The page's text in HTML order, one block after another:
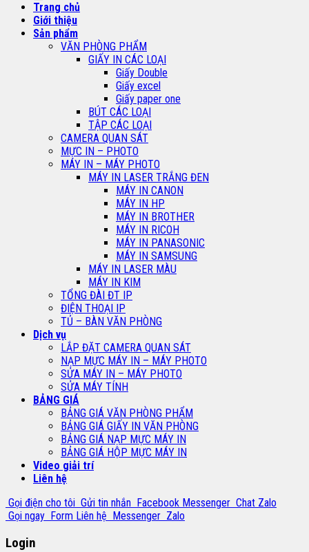
Trang chủ
Giới thiệu
Sản phẩm
VĂN PHÒNG PHẨM
GIẤY IN CÁC LOẠI
Giấy Double
Giấy excel
Giấy paper one
BÚT CÁC LOẠI
TẬP CÁC LOẠI
CAMERA QUAN SÁT
MỰC IN – PHOTO
MÁY IN – MÁY PHOTO
MÁY IN LASER TRẮNG ĐEN
MÁY IN CANON
MÁY IN HP
MÁY IN BROTHER
MÁY IN RICOH
MÁY IN PANASONIC
MÁY IN SAMSUNG
MÁY IN LASER MÀU
MÁY IN KIM
TỔNG ĐÀI ĐT IP
ĐIỆN THOẠI IP
TỦ – BÀN VĂN PHÒNG
Dịch vụ
LẮP ĐẶT CAMERA QUAN SÁT
NẠP MỰC MÁY IN – MÁY PHOTO
SỬA MÁY IN – MÁY PHOTO
SỬA MÁY TÍNH
BẢNG GIÁ
BẢNG GIÁ VĂN PHÒNG PHẨM
BẢNG GIÁ GIẤY IN VĂN PHÒNG
BẢNG GIÁ NẠP MỰC MÁY IN
BẢNG GIÁ HỘP MỰC MÁY IN
Video giải trí
Liên hệ
Gọi điện cho tôi Gửi tin nhắn Facebook Messenger Chat Zalo
Gọi ngay Form Liên hệ Messenger Zalo
Login